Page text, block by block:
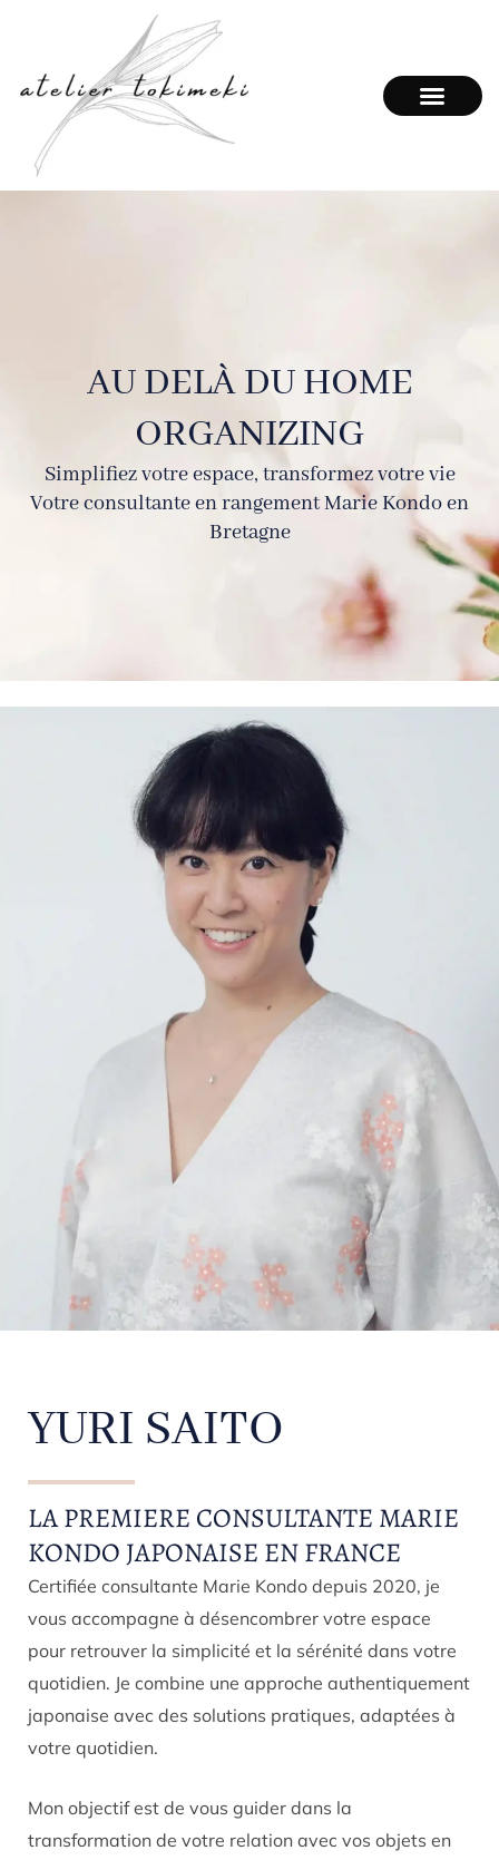
contenu
AU DELÀ DU HOME
ORGANIZING
Simplifiez votre espace, transformez votre vie
Votre consultante en rangement Marie Kondo en
Bretagne
YURI SAITO
LA PREMIERE CONSULTANTE MARIE
KONDO JAPONAISE EN FRANCE
Certifiée consultante Marie Kondo depuis 2020, je
vous accompagne à désencombrer votre espace
pour retrouver la simplicité et la sérénité dans votre
quotidien. Je combine une approche authentiquement
japonaise avec des solutions pratiques, adaptées à
votre quotidien.
Mon objectif est de vous guider dans la
transformation de votre relation avec vos objets en